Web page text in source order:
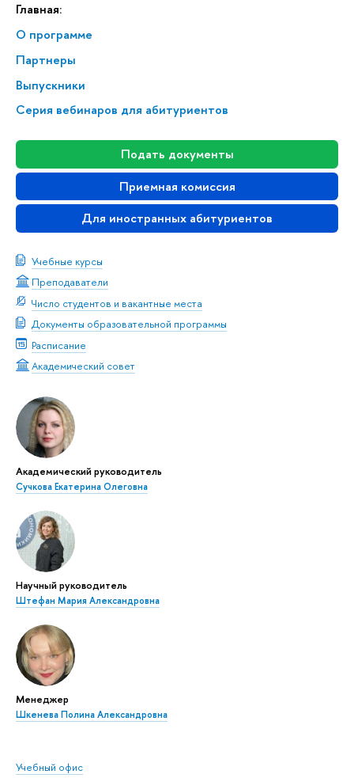
Главная:
О программе
Партнеры
Выпускники
Серия вебинаров для абитуриентов
Подать документы
Приемная комиссия
Для иностранных абитуриентов
Учебные курсы
Преподаватели
Число студентов и вакантные места
Документы образовательной программы
Расписание
Академический совет
Академический руководитель
Сучкова Екатерина Олеговна
Научный руководитель
Штефан Мария Александровна
Менеджер
Шкенева Полина Александровна
Учебный офис